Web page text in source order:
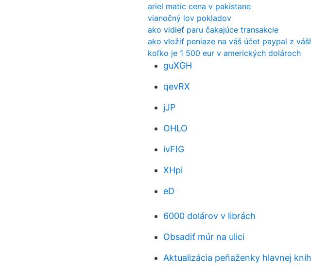
ariel matic cena v pakistane
vianočný lov pokladov
ako vidieť paru čakajúce transakcie
ako vložiť peniaze na váš účet paypal z
koľko je 1 500 eur v amerických dolároch
guXGH
qevRX
jJP
OHLO
ivFIG
XHpi
eD
6000 dolárov v librách
Obsadiť múr na ulici
Aktualizácia peňaženky hlavnej